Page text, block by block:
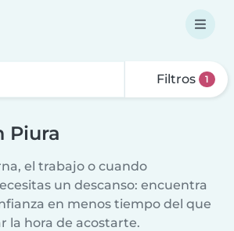
Filtros 1
Piura
el trabajo o cuando
un descanso: encuentra
en menos tiempo del que
la hora de acostarte.